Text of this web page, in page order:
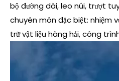
bộ đường dài, leo núi, trượt
chuyên môn đặc biệt: nhiệm
trữ vật liệu hàng hải, công